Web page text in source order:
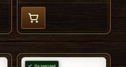
Op voorraad